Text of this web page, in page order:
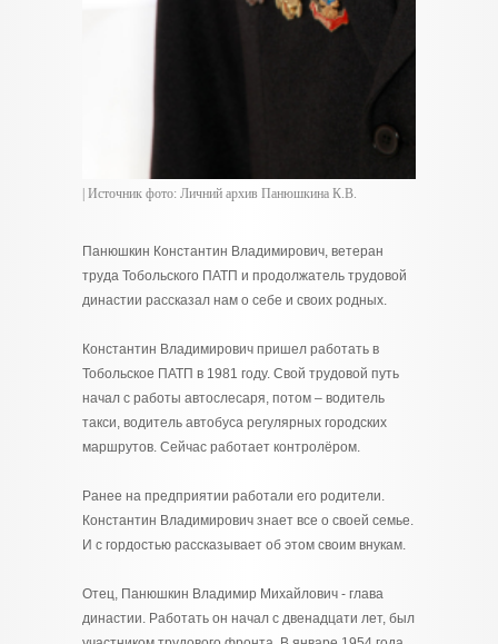
| Источник фото: Личний архив Панюшкина К.В.
Панюшкин Константин Владимирович, ветеран
труда Тобольского ПАТП и продолжатель трудовой
династии рассказал нам о себе и своих родных.
Константин Владимирович пришел работать в
Тобольское ПАТП в 1981 году. Свой трудовой путь
начал с работы автослесаря, потом – водитель
такси, водитель автобуса регулярных городских
маршрутов. Сейчас работает контролёром.
Ранее на предприятии работали его родители.
Константин Владимирович знает все о своей семье.
И с гордостью рассказывает об этом своим внукам.
Отец, Панюшкин Владимир Михайлович - глава
династии. Работать он начал с двенадцати лет, был